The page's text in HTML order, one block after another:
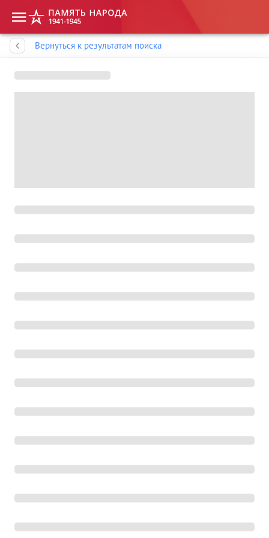
Вернуться к результатам поиска
Память народа